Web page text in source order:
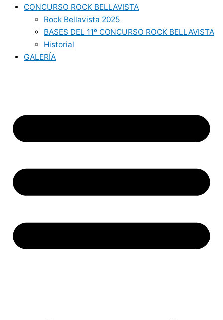
CONCURSO ROCK BELLAVISTA
Rock Bellavista 2025
BASES DEL 11º CONCURSO ROCK BELLAVISTA
Historial
GALERÍA